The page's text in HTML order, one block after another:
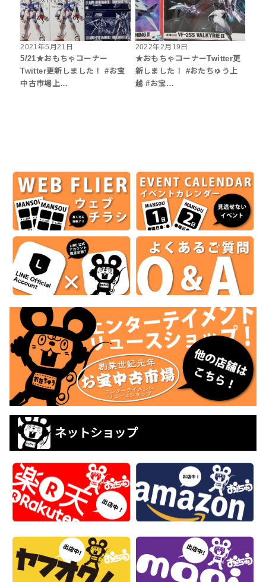
2021年5月21日
5/21★おもちゃコーナー
Twitter更新しました！ #お宝
中古市場上…
2022年2月19日
★おもちゃコーナーTwitter更
新しました！ #おたちゅう上
越 #お宝…
ネットショップ